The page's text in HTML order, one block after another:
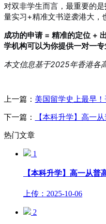
对双非学生而言，最重要的是
量实习+精准文书逆袭港大，
成功的申请 = 精准的定位 +
学机构可以为你提供一对一专
本文信息基于2025年香港各
上一篇： 美国留学史上最早
下一篇： 【本科升学】高一
热门文章
1
【本科升学】高一从普
上传：2025-10-06
2